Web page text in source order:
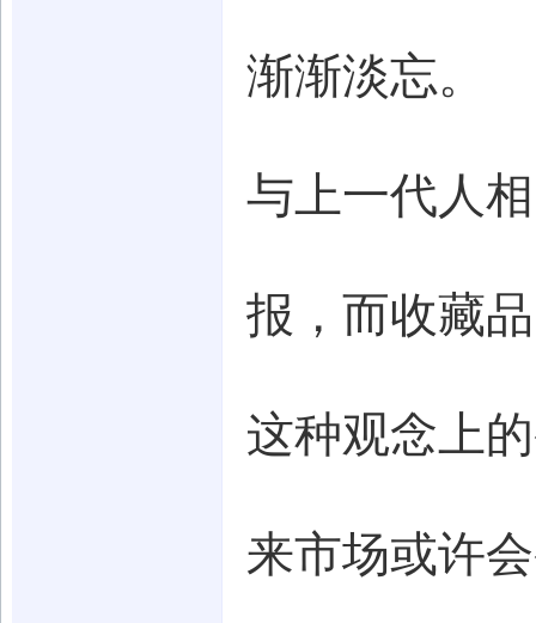
渐渐淡忘。
与上一代人
报，而收藏
这种观念上
来市场或许